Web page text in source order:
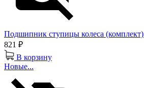
Подшипник ступицы колеса (комплект)
821 ₽
В корзину
Новые...